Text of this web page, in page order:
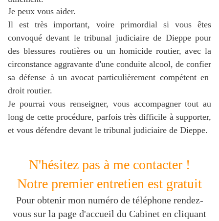
Je peux vous aider.
Il est très important, voire primordial si vous êtes
convoqué devant le tribunal judiciairede Dieppepour
des blessures routières ou un homicide routier, avec la
circonstance aggravante d'une conduite alcool, de confier
sa défense à un avocat particulièrement compétent en
droit routier.
Je pourrai vous renseigner, vous accompagner tout au
long de cette procédure, parfois très difficile à supporter,
et vous défendre devant le tribunal judiciaire de Dieppe.
N'hésitez pas à me contacter !
Notre premier entretien est gratuit
Pour obtenir mon numéro de téléphone rendez-
vous sur la page d'accueil du Cabinet en cliquant